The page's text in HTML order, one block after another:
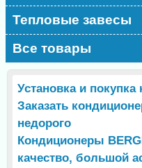
Тепловые завесы
Все товары
Установка и
Заказать
недорого
Кондиционеры
качество, большой